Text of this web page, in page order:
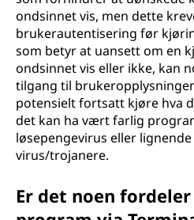
ondsinnet vis, men dette
brukerautentisering før
som betyr at uansett om en
ondsinnet vis eller ikke, kan
tilgang til
potensielt fortsatt kjøre hva
det kan ha vært farlig
løsepengevirus eller
virus/trojanere.
Er det noen